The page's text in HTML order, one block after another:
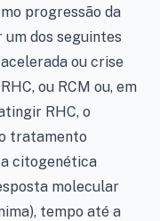
progressão da
um dos seguintes
ou crise
ou RCM ou, em
RHC, o
tratamento
citogenética
molecular
tempo até a